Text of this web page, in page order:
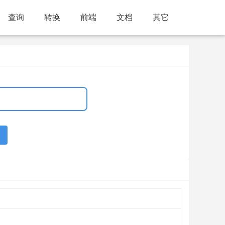
查询 转换 前端 文档 其它